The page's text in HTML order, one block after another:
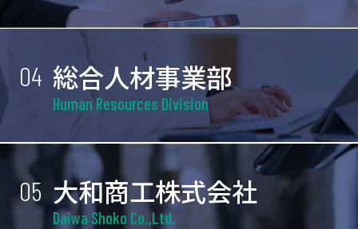
04 総合人材事業部
Human Resources Division
05 大和商工株式会社
Daiwa Shoko Co.,Ltd.